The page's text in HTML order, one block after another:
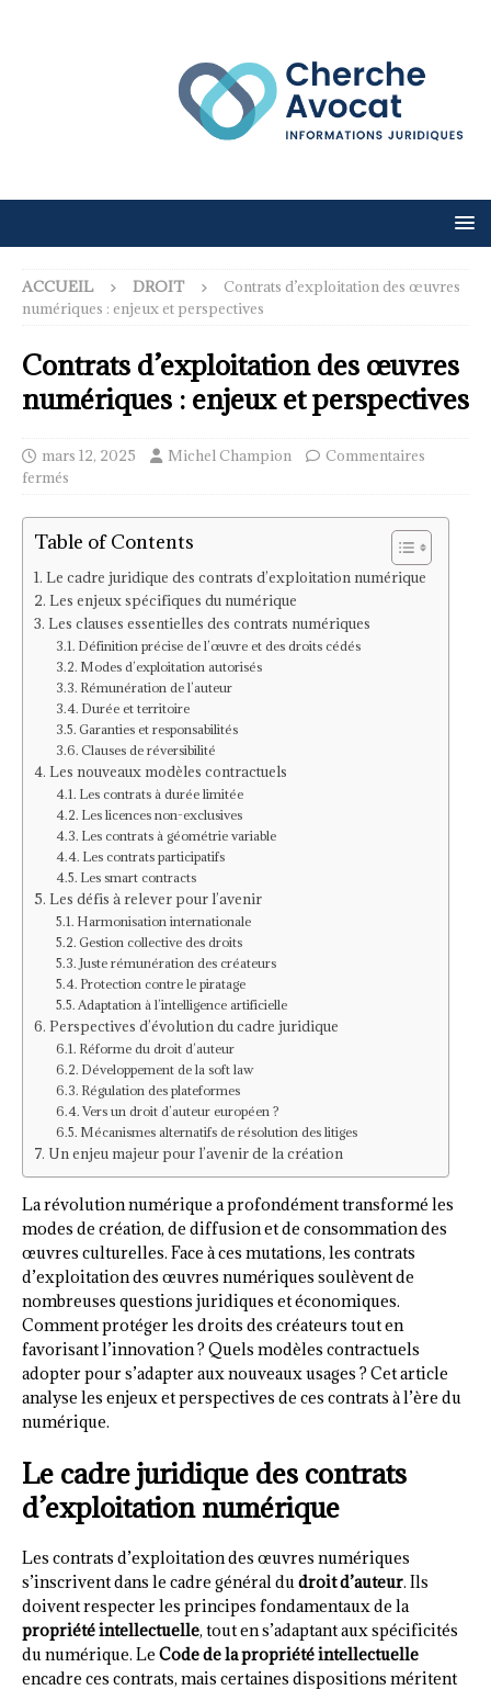
ACCUEIL DROIT
Contrats d’exploitation des œuvres
numériques : enjeux et perspectives
Contrats d’exploitation des œuvres
numériques : enjeux et perspectives
mars 12, 2025 Michel Champion
Commentaires
fermés
Table of Contents
Le cadre juridique des contrats d’exploitation numérique
Les enjeux spécifiques du numérique
Les clauses essentielles des contrats numériques
Définition précise de l’œuvre et des droits cédés
Modes d’exploitation autorisés
Rémunération de l’auteur
Durée et territoire
Garanties et responsabilités
Clauses de réversibilité
Les nouveaux modèles contractuels
Les contrats à durée limitée
Les licences non-exclusives
Les contrats à géométrie variable
Les contrats participatifs
Les smart contracts
Les défis à relever pour l’avenir
Harmonisation internationale
Gestion collective des droits
Juste rémunération des créateurs
Protection contre le piratage
Adaptation à l’intelligence artificielle
Perspectives d’évolution du cadre juridique
Réforme du droit d’auteur
Développement de la soft law
Régulation des plateformes
Vers un droit d’auteur européen ?
Mécanismes alternatifs de résolution des litiges
Un enjeu majeur pour l’avenir de la création
La révolution numérique a profondément transformé les
modes de création, de diffusion et de consommation des
œuvres culturelles. Face à ces mutations, les contrats
d’exploitation des œuvres numériques soulèvent de
nombreuses questions juridiques et économiques.
Comment protéger les droits des créateurs tout en
favorisant l’innovation ? Quels modèles contractuels
adopter pour s’adapter aux nouveaux usages ? Cet article
analyse les enjeux et perspectives de ces contrats à l’ère du
numérique.
Le cadre juridique des contrats
d’exploitation numérique
Les contrats d’exploitation des œuvres numériques
s’inscrivent dans le cadre général du droit d’auteur. Ils
doivent respecter les principes fondamentaux de la
propriété intellectuelle, tout en s’adaptant aux spécificités
du numérique. Le Code de la propriété intellectuelle
encadre ces contrats, mais certaines dispositions méritent